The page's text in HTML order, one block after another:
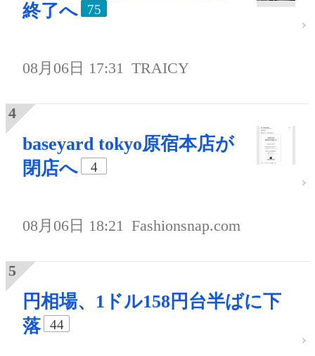
終了へ
75
08月06日 17:31 TRAICY
baseyard tokyo原宿本店が
閉店へ
4
08月06日 18:21 Fashionsnap.com
円相場、1ドル158円台半ばに下
落
44